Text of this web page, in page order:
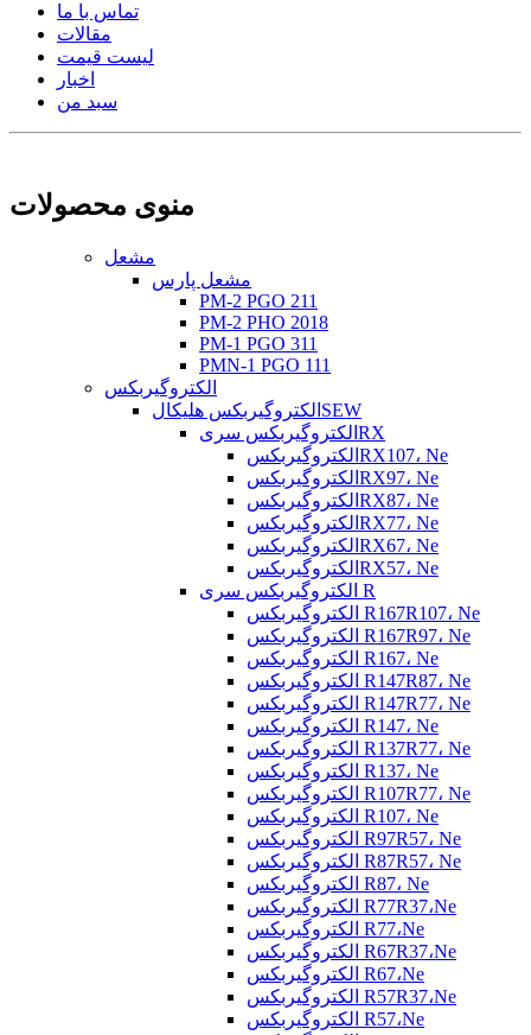
تماس با ما
مقالات
لیست قیمت
اخبار
سبد من
منوی محصولات
مشعل
مشعل پارس
PM-2 PGO 211
PM-2 PHO 2018
PM-1 PGO 311
PMN-1 PGO 111
الکتروگیربکس
الکتروگیربکس هلیکالSEW
الکتروگیربکس سریRX
الکتروگیربکسRX107، Ne
الکتروگیربکسRX97، Ne
الکتروگیربکسRX87، Ne
الکتروگیربکسRX77، Ne
الکتروگیربکسRX67، Ne
الکتروگیربکسRX57، Ne
الکتروگیربکس سری R
الکتروگیربکس R167R107، Ne
الکتروگیربکس R167R97، Ne
الکتروگیربکس R167، Ne
الکتروگیربکس R147R87، Ne
الکتروگیربکس R147R77، Ne
الکتروگیربکس R147، Ne
الکتروگیربکس R137R77، Ne
الکتروگیربکس R137، Ne
الکتروگیربکس R107R77، Ne
الکتروگیربکس R107، Ne
الکتروگیربکس R97R57، Ne
الکتروگیربکس R87R57، Ne
الکتروگیربکس R87، Ne
الکتروگیربکس R77R37،Ne
الکتروگیربکس R77،Ne
الکتروگیربکس R67R37،Ne
الکتروگیربکس R67،Ne
الکتروگیربکس R57R37،Ne
الکتروگیربکس R57،Ne